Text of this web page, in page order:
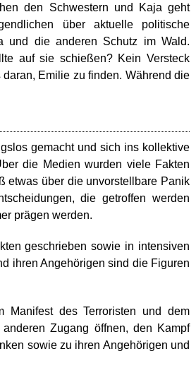
den Schwestern und Kaja geht
über aktuelle politische
und die anderen Schutz im Wald.
auf sie schießen? Kein Versteck
Emilie zu finden. Während die
gemacht und sich ins kollektive
die Medien wurden viele Fakten
etwas über die unvorstellbare Panik
die getroffen werden
prägen werden.
geschrieben sowie in intensiven
ihren Angehörigen sind die Figuren
Manifest des Terroristen und dem
Zugang öffnen, den Kampf
sowie zu ihren Angehörigen und